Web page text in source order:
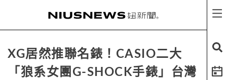
XG居然推聯名錶！CASIO二大
「狼系女團G-SHOCK手錶」台灣